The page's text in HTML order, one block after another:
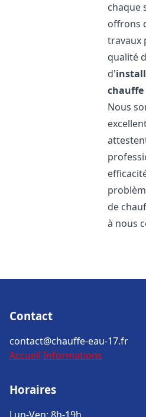
chaque
offrons
travaux
qualité
d'
chauffe
Nous
de
à nous
Contact
contact@chauffe-eau-17.fr
Accueil Informations
Horaires